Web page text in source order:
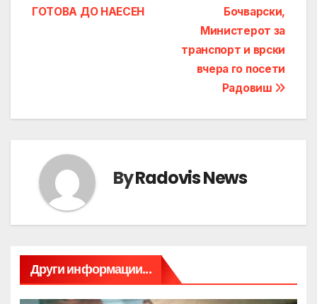
Бочварски,
Министерот за
транспорт и врски
вчера го посети
Радовиш
ГОТОВА ДО НАЕСЕН
ByRadovis News
Други информации...